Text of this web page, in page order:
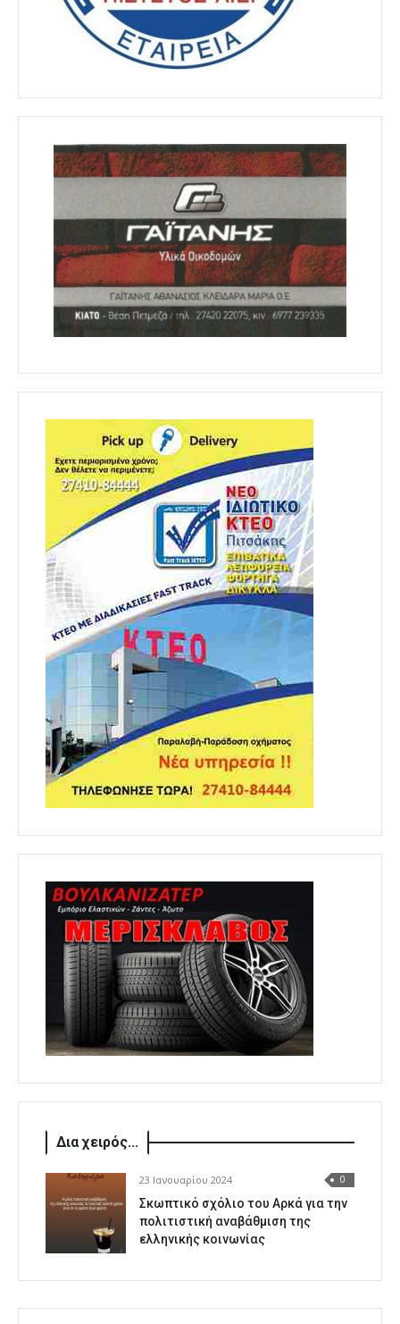
Δια χειρός...
23 Ιανουαρίου 2024 0
Σκωπτικό σχόλιο του Αρκά για την
πολιτιστική αναβάθμιση της
ελληνικής κοινωνίας